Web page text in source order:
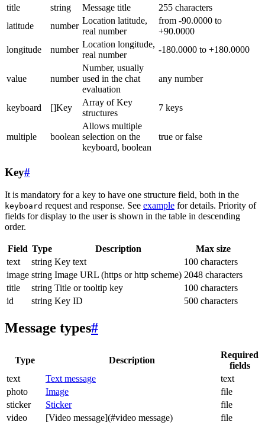
title
string Message title
255 characters
latitude
number
Location latitude,
real number
from -90.0000 to
+90.0000
longitude
number
Location longitude,
real number
-180.0000 to +180.0000
value number
Number, usually
used in the chat
evaluation
any number
keyboard []Key
Array of Key
structures
7 keys
multiple boolean
Allows multiple
selection on the
keyboard, boolean
true or false
Key#
It is mandatory for a key to have one structure field, both in the
keyboard request and response. See example for details. Priority of
fields for display to the user is shown in the table in descending
order.
Field Type Description
Max size
text
string Key text
100 characters
image string Image URL (https or http scheme) 2048 characters
title
string Title or tooltip key
100 characters
id
string Key ID 500 characters
Message types#
Type Description
Required
fields
text
Text message
text
photo
Image
file
sticker
Sticker
file
video
[Video message](#video message)
file